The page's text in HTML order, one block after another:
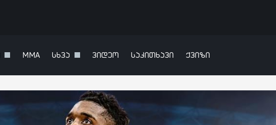
MMA სხვა ვიდეო საკითხავი ქვიზი